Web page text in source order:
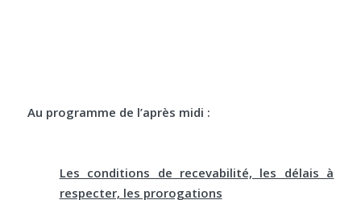
Au programme de l’après midi :
Les conditions de recevabilité, les délais à
respecter, les prorogations